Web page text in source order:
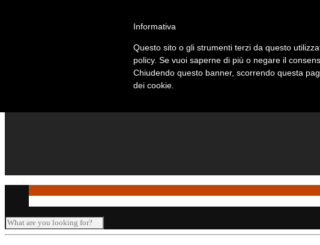
Informativa
Questo sito o gli strumenti terzi da questo
policy. Se vuoi saperne di più o negare il
Chiudendo questo banner, scorrendo questa
dei cookie.